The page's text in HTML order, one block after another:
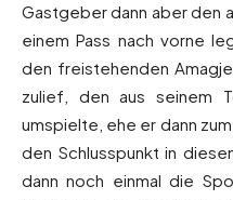
Gastgeber dann aber den
einem Pass nach vorne
den freistehenden
zulief, den aus seinem
umspielte, ehe er dann
den Schlusspunkt in
dann noch einmal die